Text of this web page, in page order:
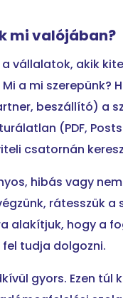
mi valójában?
a vállalatok, akik
a mi szerepünk?
beszállító) a
(PDF,
csatornán
hibás vagy
rátesszük
alakítjuk, hogy a
tudja dolgozni.
gyors. Ezen